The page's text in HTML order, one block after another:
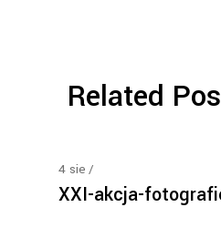
Related
4 sie
XXI-akcja-